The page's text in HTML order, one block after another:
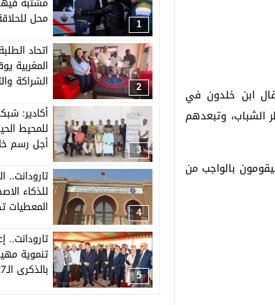
ابن خلدون في
الشباب، وتبعدهم
بالواجب من
1
محل
2
اتحاد
المغربية
الشراكة
3
أكادير:
للمحيط
أجل رسم
4
تارودانت..
للذكاء
5
تارودانت..
تنموية
بالذكرى الـ27 لعيد العرش المجيد